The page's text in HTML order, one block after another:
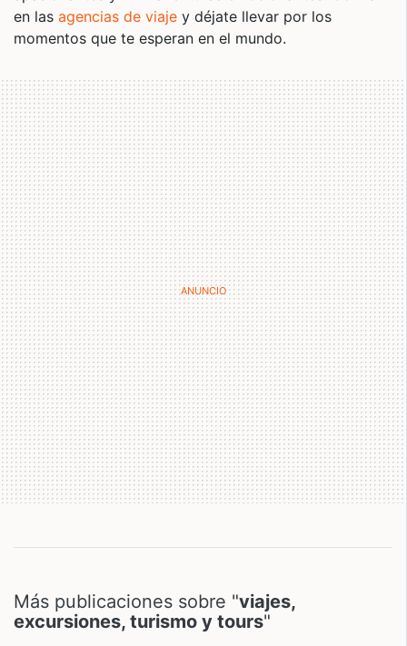
en las agencias de viaje y déjate llevar por los
momentos que te esperan en el mundo.
Más publicaciones sobre "viajes,
excursiones, turismo y tours"